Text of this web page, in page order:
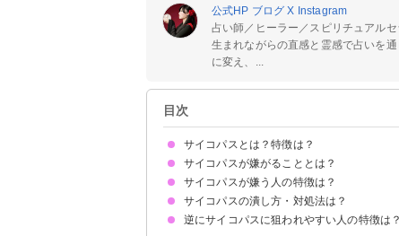
公式HP ブログX Instagram
占い師／ヒーラー／スピリチュアルセ
生まれながらの直感と霊感で占いを
に変え、...
目次
サイコパスとは？特徴は？
サイコパスの特徴
サイコパスが嫌がることとは？
無視される
論理的な反論をされる
予想に反した反応をされること
同調圧力をかけられる
プライドを傷つけられる
はっきりと物事を指摘される
サイコパスが嫌う人の特徴は？
①自分軸がある
②用心深い
③感情に流されない
④行動が読めない
⑤秘密を守る
⑥相手の話に耳を傾けない
⑦すぐ逃げる
⑧薄情な人
⑨話し好き
⑩自分でしっかり確認する
サイコパスの潰し方・対処法は？
話を聞き流す
物理的な距離を置く
こちらから相手にしない
承認欲求をうまく利用する
逆にサイコパスに狙われやすい人の特徴は？